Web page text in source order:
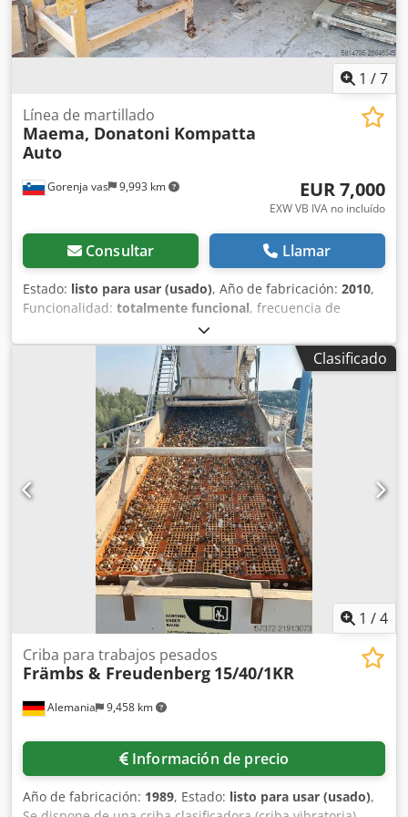
1 /7
Gorenja vas 9,993 km
Línea de martillado
Maema, Donatoni Kompatta
Auto
EUR 7,000
EXW VB IVA no incluído
Consultar Llamar
Estado: listo para usar (usado), Año de fabricación: 2010,
Funcionalidad: totalmente funcional, frecuencia de
, anchura de trabajo:
pieza (máx.):150 mm, Hola, estamos vendiendo una línea
de producción para el apiconado de placas de piedra con
un ancho máximo de 800 mm. El paquete también incluye
un eliminador de malla de refuerzo Donatoni para la parte
trasera de las placas. La línea sigue en funcionamiento y
puede probarse. Desmontaremos la máquina en enero de
2026. La carga en camión está incluida. Crsdpfx Acex Afp
Hotef
Clasificado
1 /4
Alemania 9,458 km
Criba para trabajos pesados
Främbs & Freudenberg 15/40/1KR
Información de precio
Año de fabricación: 1989, Estado: listo para usar (usado),